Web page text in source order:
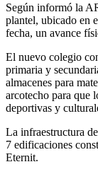
Según informó la
plantel, ubicado en
fecha, un avance
El nuevo colegio
primaria y
almacenes para
arcotecho para que
deportivas y
La infraestructura
7 edificaciones
Eternit.